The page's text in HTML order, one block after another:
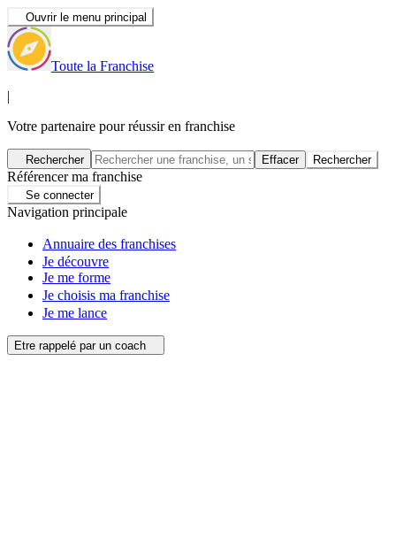
Ouvrir le menu principal
Toute la Franchise
|
Votre partenaire pour réussir en franchise
Rechercher Effacer Rechercher
Référencer ma franchise
Se connecter
Navigation principale
Annuaire des franchises
Je découvre
Je me forme
Je choisis ma franchise
Je me lance
Etre rappelé par un coach